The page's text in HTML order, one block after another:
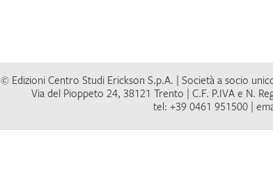
© Edizioni Centro Studi Erickson S.p.A. | Società a socio
Via del Pioppeto 24, 38121 Trento | C.F. P.IVA e N.
tel: +39 0461 951500 |